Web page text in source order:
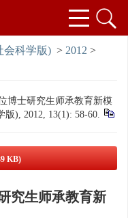
会科学版) > 2012 >
博士研究生师承教育新模
), 2012, 13(1): 58-60.
KB)
究生师承教育新